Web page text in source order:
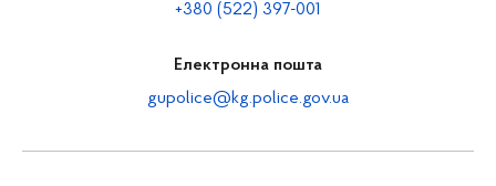
+380 (522) 397-001
Електронна пошта
gupolice@kg.police.gov.ua